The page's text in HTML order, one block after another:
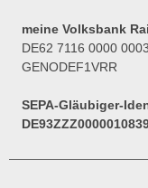
meine Volksbank
DE62 7116 0000
GENODEF1VRR
SEPA-Gläubiger-